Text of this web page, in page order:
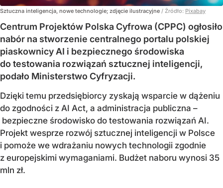
Sztuczna inteligencja, nowe technologie; zdjęcie ilustracyjne / Źródło: Pixabay
Centrum Projektów Polska Cyfrowa (CPPC) ogłosiło
nabór na stworzenie centralnego portalu polskiej
piaskownicy AI i bezpiecznego środowiska
do testowania rozwiązań sztucznej inteligencji,
podało Ministerstwo Cyfryzacji.
Dzięki temu przedsiębiorcy zyskają wsparcie w dążeniu
do zgodności z AI Act, a administracja publiczna –
bezpieczne środowisko do testowania rozwiązań AI.
Projekt wesprze rozwój sztucznej inteligencji w Polsce
i pomoże we wdrażaniu nowych technologii zgodnie
z europejskimi wymaganiami. Budżet naboru wynosi 35
mln zł.